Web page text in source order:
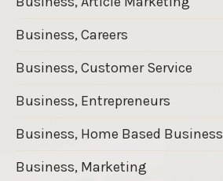
Business, Careers
Business, Customer Service
Business, Entrepreneurs
Business, Home Based Business
Business, Marketing